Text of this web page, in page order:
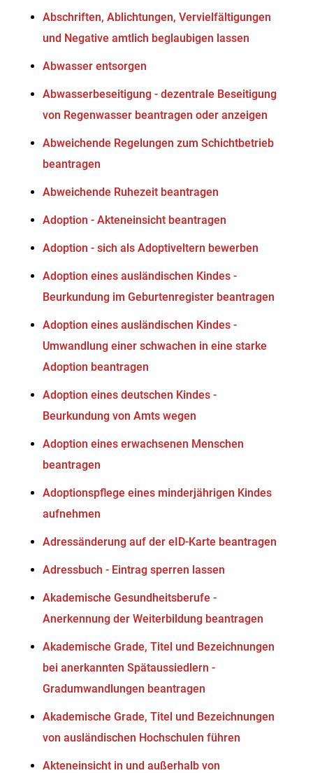
Abschriften, Ablichtungen, Vervielfältigungen
und Negative amtlich beglaubigen lassen
Abwasser entsorgen
Abwasserbeseitigung - dezentrale Beseitigung
von Regenwasser beantragen oder anzeigen
Abweichende Regelungen zum Schichtbetrieb
beantragen
Abweichende Ruhezeit beantragen
Adoption - Akteneinsicht beantragen
Adoption - sich als Adoptiveltern bewerben
Adoption eines ausländischen Kindes -
Beurkundung im Geburtenregister beantragen
Adoption eines ausländischen Kindes -
Umwandlung einer schwachen in eine starke
Adoption beantragen
Adoption eines deutschen Kindes -
Beurkundung von Amts wegen
Adoption eines erwachsenen Menschen
beantragen
Adoptionspflege eines minderjährigen Kindes
aufnehmen
Adressänderung auf der eID-Karte beantragen
Adressbuch - Eintrag sperren lassen
Akademische Gesundheitsberufe -
Anerkennung der Weiterbildung beantragen
Akademische Grade, Titel und Bezeichnungen
bei anerkannten Spätaussiedlern -
Gradumwandlungen beantragen
Akademische Grade, Titel und Bezeichnungen
von ausländischen Hochschulen führen
Akteneinsicht in und außerhalb von